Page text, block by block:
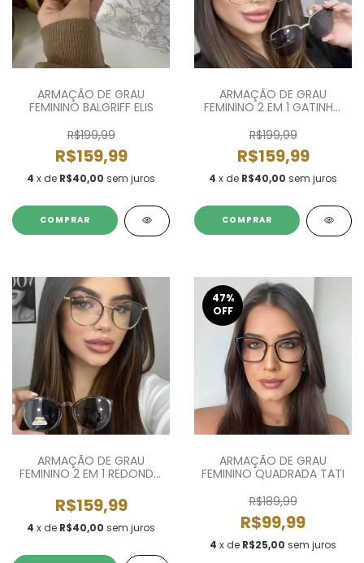
ARMAÇÃO DE GRAU
FEMININO BALGRIFF ELIS
R$199,99
R$159,99
4 x de R$40,00 sem juros
COMPRAR
ARMAÇÃO DE GRAU
FEMININO 2 EM 1 GATINHO
R$199,99
R$159,99
4 x de R$40,00 sem juros
COMPRAR
ARMAÇÃO DE GRAU
FEMININO 2 EM 1 REDONDO
R$159,99
4 x de R$40,00 sem juros
47%
OFF
ARMAÇÃO DE GRAU
FEMININO QUADRADA TATI
R$189,99
R$99,99
4 x de R$25,00 sem juros